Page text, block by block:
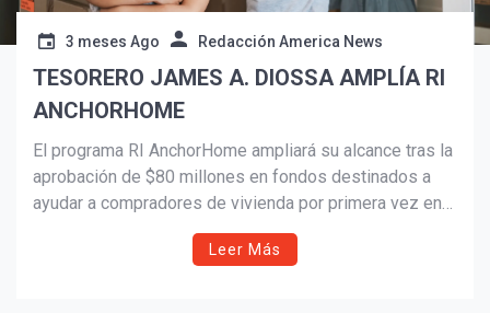
Suscribír
3 meses Ago Redacción America News
TESORERO JAMES A. DIOSSA AMPLÍA RI
ANCHORHOME
El programa RI AnchorHome ampliará su alcance tras la
aprobación de $80 millones en fondos destinados a
ayudar a compradores de vivienda por primera vez en
Rhode Island. Liderado por el Tesorero James A.
Diossa, la iniciativa ya ha permitido que cerca de 60
Leer Más